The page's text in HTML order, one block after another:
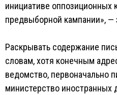
инициативе оппозиционных
предвыборной кампании», —
Раскрывать содержание
словам, хотя конечным
ведомство, первоначально
министерство иностранных